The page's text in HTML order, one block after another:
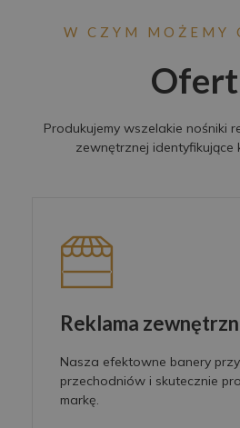
W CZYM MOŻEMY
Produkujemy wszelakie nośniki
zewnętrznej identyfikujące
Reklama
Nasza efektowne banery
przechodniów i skutecznie
markę.